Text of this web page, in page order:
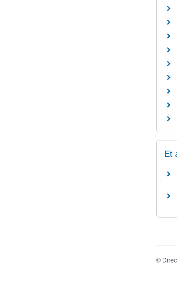
Et
©